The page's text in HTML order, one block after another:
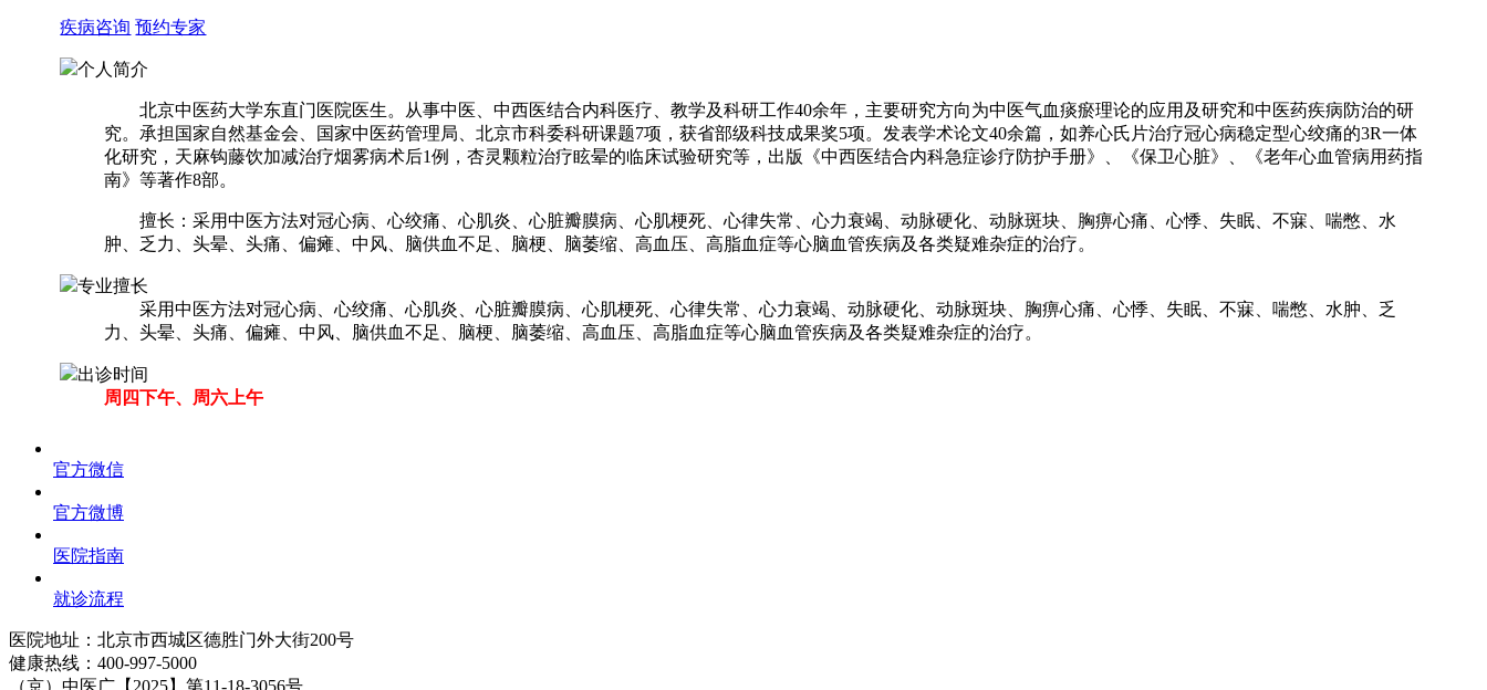
疾病咨询 预约专家
个人简介
北京中医药大学东直门医院医生。从事中医、中西医结合内科医疗、教学及科研工作40余年，主要研究方向为中医气血痰瘀理论的应用及研究和中医药疾病防治的研
究。承担国家自然基金会、国家中医药管理局、北京市科委科研课题7项，获省部级科技成果奖5项。发表学术论文40余篇，如养心氏片治疗冠心病稳定型心绞痛的3R一体
化研究，天麻钩藤饮加减治疗烟雾病术后1例，杏灵颗粒治疗眩晕的临床试验研究等，出版《中西医结合内科急症诊疗防护手册》、《保卫心脏》、《老年心血管病用药指
南》等著作8部。
擅长：采用中医方法对冠心病、心绞痛、心肌炎、心脏瓣膜病、心肌梗死、心律失常、心力衰竭、动脉硬化、动脉斑块、胸痹心痛、心悸、失眠、不寐、喘憋、水
肿、乏力、头晕、头痛、偏瘫、中风、脑供血不足、脑梗、脑萎缩、高血压、高脂血症等心脑血管疾病及各类疑难杂症的治疗。
专业擅长
采用中医方法对冠心病、心绞痛、心肌炎、心脏瓣膜病、心肌梗死、心律失常、心力衰竭、动脉硬化、动脉斑块、胸痹心痛、心悸、失眠、不寐、喘憋、水肿、乏
力、头晕、头痛、偏瘫、中风、脑供血不足、脑梗、脑萎缩、高血压、高脂血症等心脑血管疾病及各类疑难杂症的治疗。
出诊时间
周四下午、周六上午
官方微信
官方微博
医院指南
就诊流程
医院地址：北京市西城区德胜门外大街200号
健康热线： 400-997-5000
（京）中医广【2025】第11-18-3056号